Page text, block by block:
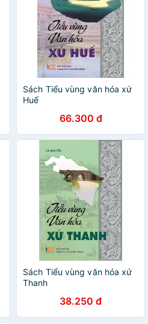
Sách Tiểu vùng văn hóa xứ
Huế
66.300 đ
Sách Tiểu vùng văn hóa xứ
Thanh
38.250 đ